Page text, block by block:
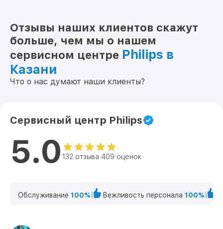
Отзывы наших клиентов скажут
больше, чем мы о нашем
сервисном центре Philips в
Казани
Что о нас думают наши клиенты?
Сервисный центр Philips
5.0 132 отзыва 409 оценок
Обслуживание 100% Вежливость персонала 100%